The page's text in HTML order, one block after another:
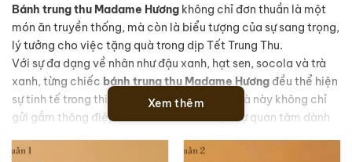
Bánh trung thu Madame Hương không chỉ đơn thuần là một
món ăn truyền thống, mà còn là biểu tượng của sự sang trọng,
lý tưởng cho việc tặng quà trong dịp Tết Trung Thu.
Với sự đa dạng về nhân như đậu xanh, hạt sen, socola và trà
xanh, từng chiếc bánh trung thu Madame Hương đều thể hiện
sự tinh tế trong thiết kế và chế biến. Món quà này không chỉ
gửi gắm thông điệp tri ân mà còn thể hiện sự quan tâm dành
bánh trung thu Madame Hương để nâng cao giá trị các mối
Xem thêm